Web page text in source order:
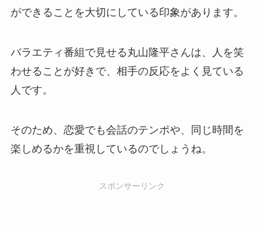
ができることを大切にしている印象があります。
バラエティ番組で見せる丸山隆平さんは、人を笑
わせることが好きで、相手の反応をよく見ている
人です。
そのため、恋愛でも会話のテンポや、同じ時間を
楽しめるかを重視しているのでしょうね。
スポンサーリンク